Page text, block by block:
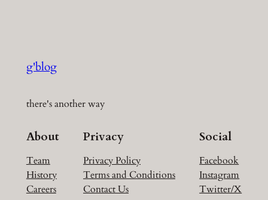
g'blog
there's another way
About
Team
History
Careers
Privacy
Privacy Policy
Terms and Conditions
Contact Us
Social
Facebook
Instagram
Twitter/X